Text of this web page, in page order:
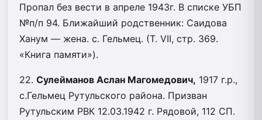
Пропал без вести в апреле 1943г. В списке УБП
№п/п 94. Ближайший родственник: Саидова
Ханум — жена. с. Гельмец. (Т. VII, стр. 369.
«Книга памяти»).
22. Сулейманов Аслан Магомедович, 1917 г.р.,
с.Гельмец Рутульского района. Призван
Рутульским РВК 12.03.1942 г. Рядовой, 112 СП.